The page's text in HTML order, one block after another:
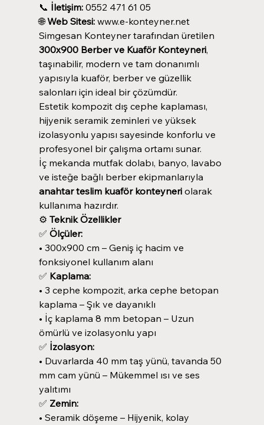
📞 İletişim:0552 471 61 05
🌐Web Sitesi:www.e-konteyner.net
Simgesan Konteyner tarafından üretilen
300x900 Berber ve Kuaför Konteyneri,
taşınabilir, modern ve tam donanımlı
yapısıyla kuaför, berber ve güzellik
salonları için ideal bir çözümdür.
Estetik kompozit dış cephe kaplaması,
hijyenik seramik zeminleri ve yüksek
izolasyonlu yapısı sayesinde konforlu ve
profesyonel bir çalışma ortamı sunar.
İç mekanda mutfak dolabı, banyo, lavabo
ve isteğe bağlı berber ekipmanlarıyla
anahtar teslim kuaför konteyneriolarak
kullanıma hazırdır.
⚙️ Teknik Özellikler
✅ Ölçüler:
• 300x900 cm – Geniş iç hacim ve
fonksiyonel kullanım alanı
✅ Kaplama:
• 3 cephe kompozit, arka cephe betopan
kaplama – Şık ve dayanıklı
• İç kaplama 8 mm betopan – Uzun
ömürlü ve izolasyonlu yapı
✅ İzolasyon:
• Duvarlarda 40 mm taş yünü, tavanda 50
mm cam yünü – Mükemmel ısı ve ses
yalıtımı
✅ Zemin:
• Seramik döşeme – Hijyenik, kolay